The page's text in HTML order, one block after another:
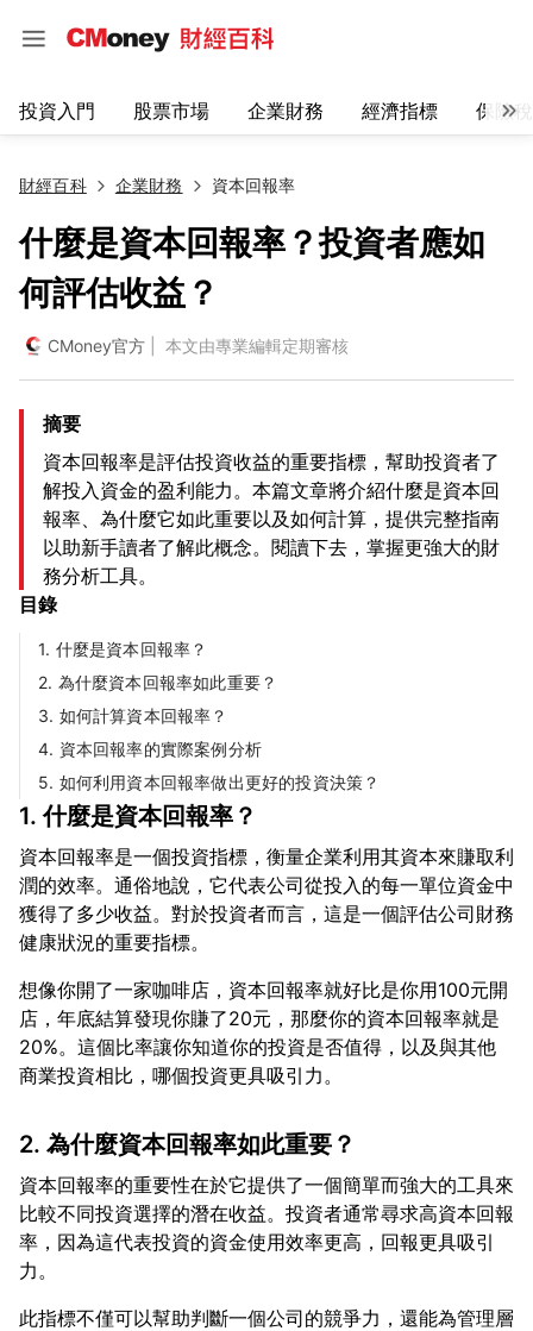
投資入門 股票市場 企業財務 經濟指標 保險
財經百科 企業財務 資本回報率
什麼是資本回報率？投資者應如
何評估收益？
CMoney官方 | 本文由專業編輯定期審核
摘要
資本回報率是評估投資收益的重要指標，幫助投資者了
解投入資金的盈利能力。本篇文章將介紹什麼是資本回
報率、為什麼它如此重要以及如何計算，提供完整指南
以助新手讀者了解此概念。閱讀下去，掌握更強大的財
務分析工具。
目錄
1. 什麼是資本回報率？
2. 為什麼資本回報率如此重要？
3. 如何計算資本回報率？
4. 資本回報率的實際案例分析
5. 如何利用資本回報率做出更好的投資決策？
1. 什麼是資本回報率？
資本回報率是一個投資指標，衡量企業利用其資本來賺取利
潤的效率。通俗地說，它代表公司從投入的每一單位資金中
獲得了多少收益。對於投資者而言，這是一個評估公司財務
想像你開了一家咖啡店，資本回報率就好比是你用100元開
店，年底結算發現你賺了20元，那麼你的資本回報率就是
20%。這個比率讓你知道你的投資是否值得，以及與其他
2. 為什麼資本回報率如此重要？
資本回報率的重要性在於它提供了一個簡單而強大的工具來
比較不同投資選擇的潛在收益。投資者通常尋求高資本回報
率，因為這代表投資的資金使用效率更高，回報更具吸引
此指標不僅可以幫助判斷一個公司的競爭力，還能為管理層